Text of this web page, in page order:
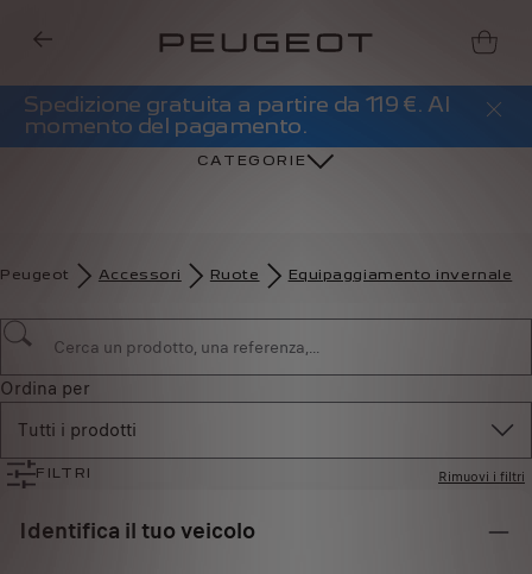
Spedizione gratuita a partire da 119 €. Al
momento del pagamento.
CATEGORIE
Peugeot Accessori Ruote Equipaggiamento invernale
Ordina per
Tutti i prodotti
FILTRI Rimuovi i filtri
Identifica il tuo veicolo